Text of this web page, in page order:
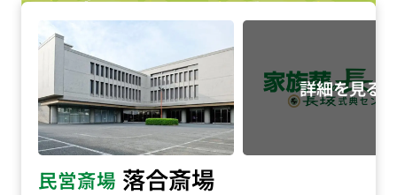
民営斎場 落合斎場
落合斎場の詳細へ